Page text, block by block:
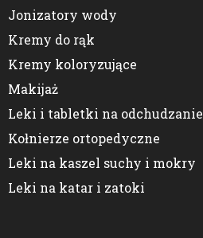
Jonizatory wody
Kremy do rąk
Kremy koloryzujące
Makijaż
Leki i tabletki na odchudzanie
Kołnierze ortopedyczne
Leki na kaszel suchy i mokry
Leki na katar i zatoki